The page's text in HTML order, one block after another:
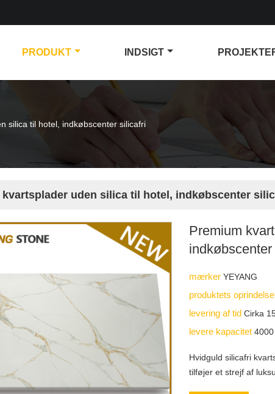
PRODUKT INDSIGT
silica til hotel, indkøbscenter silicafri
kvartsplader uden silica til hotel, indkøbscenter
Premium
mærkerYEYANG
produktets oprindelse
levering af tidCirka
levere kapacitet
Hvidguld silicafri
tilføjer et strejf af